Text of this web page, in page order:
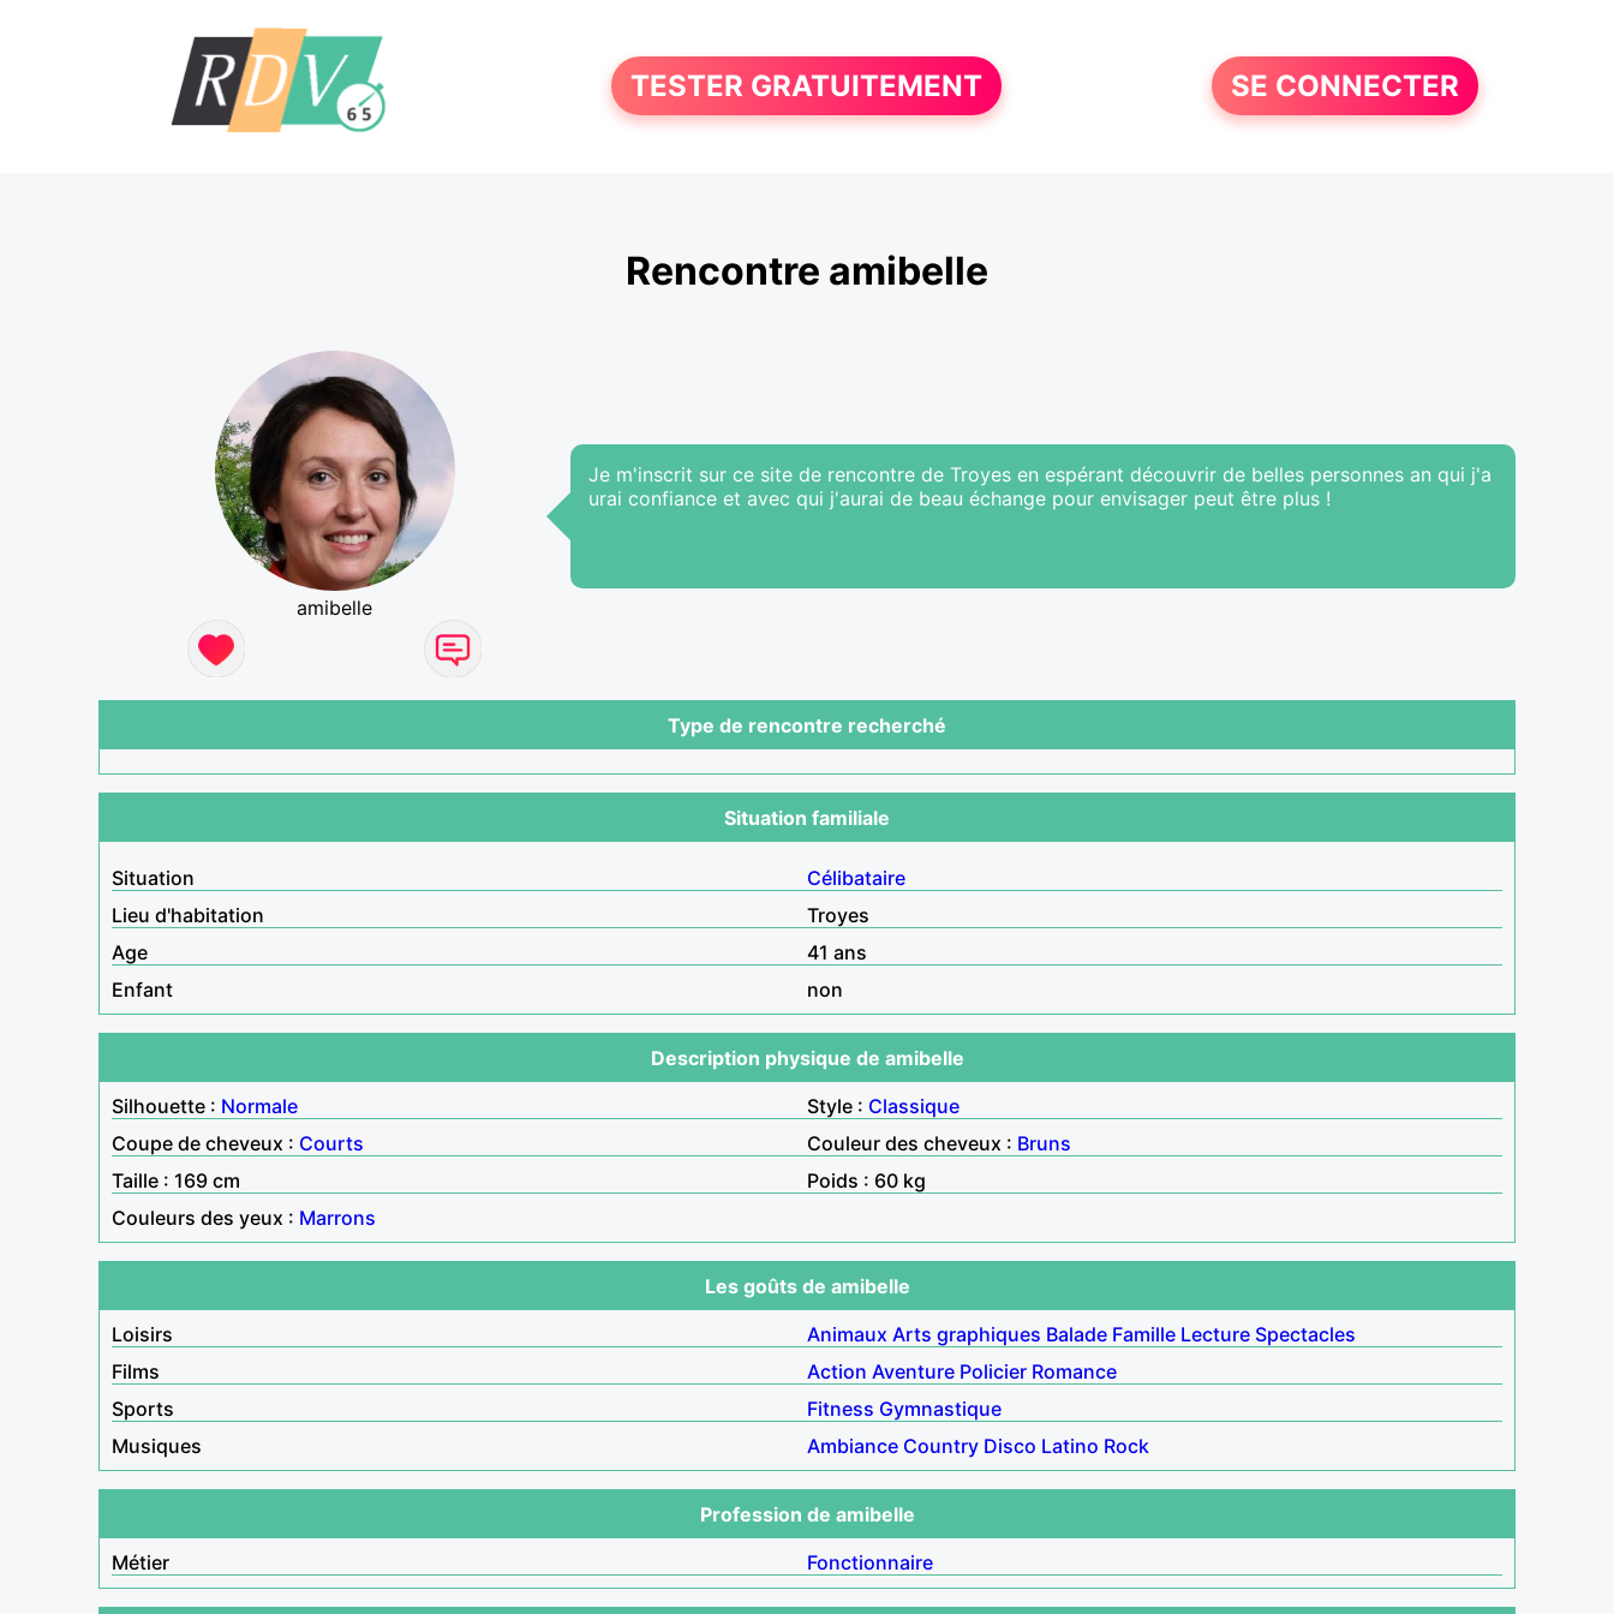
TESTER GRATUITEMENT SE CONNECTER
Rencontre amibelle
amibelle
Je m'inscrit sur ce site de rencontre de Troyes en espérant découvrir de belles personnes an qui j'a
urai confiance et avec qui j'aurai de beau échange pour envisager peut être plus !
Type de rencontre recherché
Situation familiale
Situation
Célibataire
Lieu d'habitation
Troyes
Age
41 ans
Enfant
non
Description physique de amibelle
Silhouette : Normale Style : Classique
Coupe de cheveux : Courts Couleur des cheveux : Bruns
Taille : 169 cm
Poids : 60 kg
Couleurs des yeux : Marrons
Les goûts de amibelle
Loisirs
Animaux Arts graphiques Balade Famille Lecture Spectacles
Films
Action Aventure Policier Romance
Sports
Fitness Gymnastique
Musiques
Ambiance Country Disco Latino Rock
Profession de amibelle
Métier
Fonctionnaire